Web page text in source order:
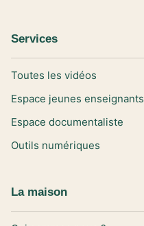
Services
Toutes les vidéos
Espace jeunes enseignants
Espace documentaliste
Outils numériques
La maison